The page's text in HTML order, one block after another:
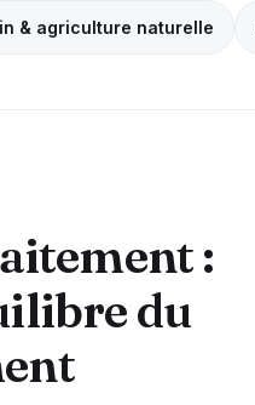
& agriculture naturelle
:
du